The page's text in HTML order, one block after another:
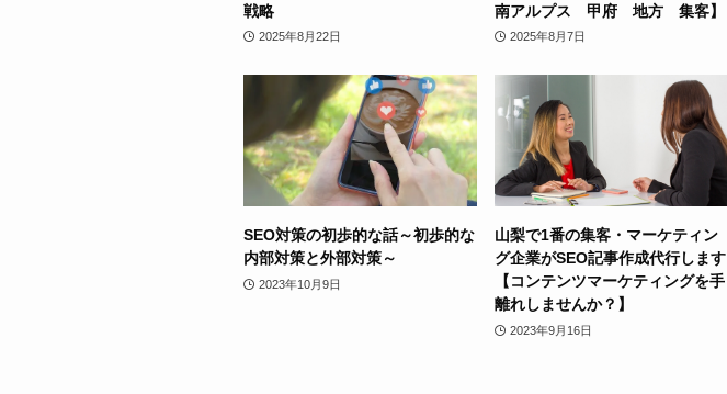
戦略
2025年8月22日
南アルプス 甲府 地方 集客】
2025年8月7日
SEO対策の初歩的な話～初歩的な
内部対策と外部対策～
2023年10月9日
山梨で1番の集客・マーケティン
グ企業がSEO記事作成代行します
【コンテンツマーケティングを手
離れしませんか？】
2023年9月16日